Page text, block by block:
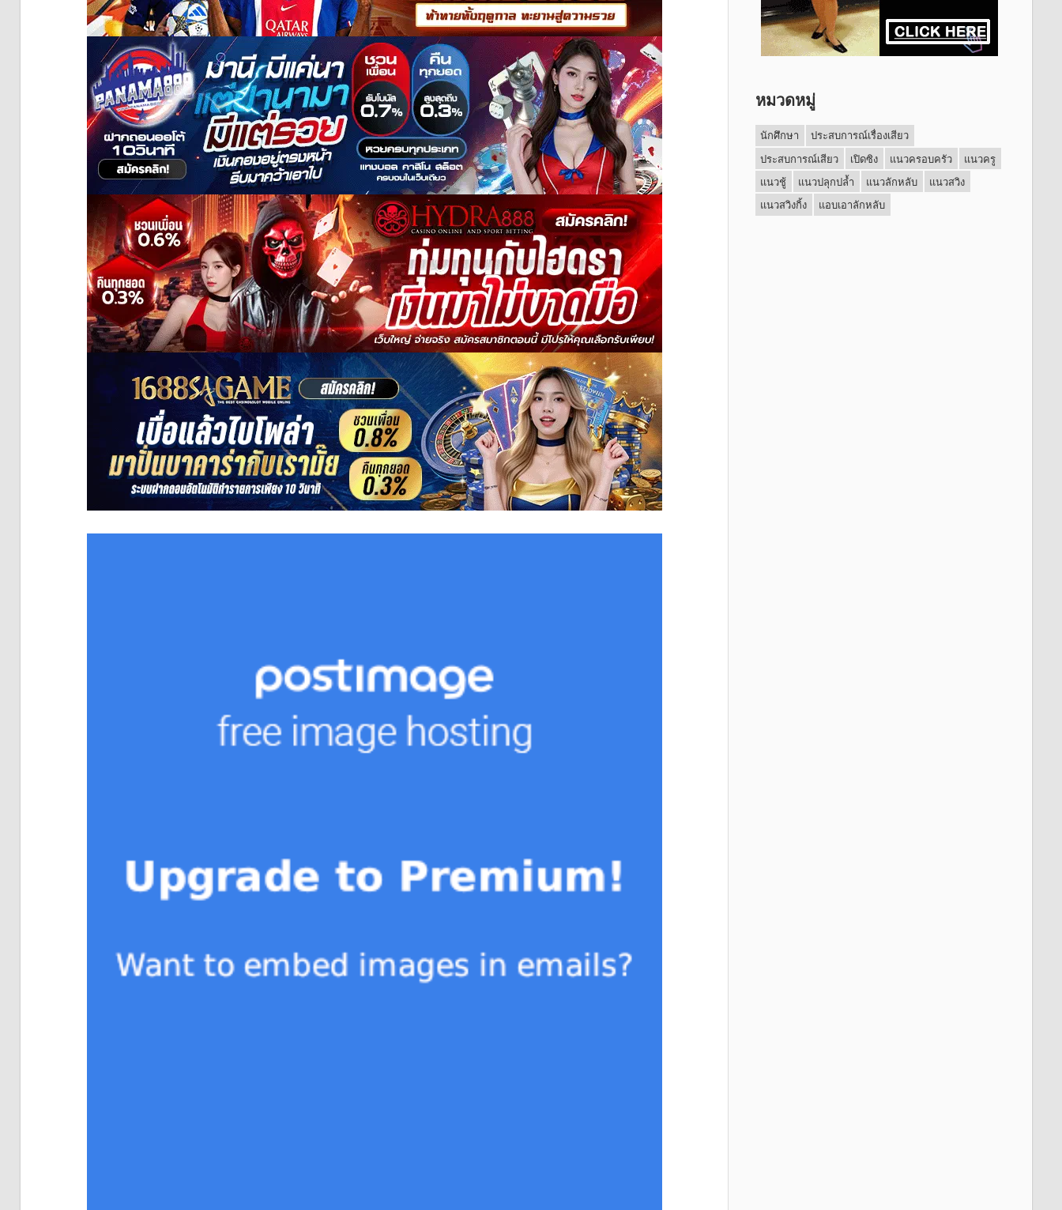
หมวดหมู่
นักศึกษา
ประสบการณ์เรื่องเสียว
ประสบการณ์เสียว
เปิดซิง แนวครอบครัว
แนวครู
แนวชู้
แนวปลุกปล้ำ แนวลักหลับ
แนวสวิง
แนวสวิงกิ้ง
แอบเอาลักหลับ